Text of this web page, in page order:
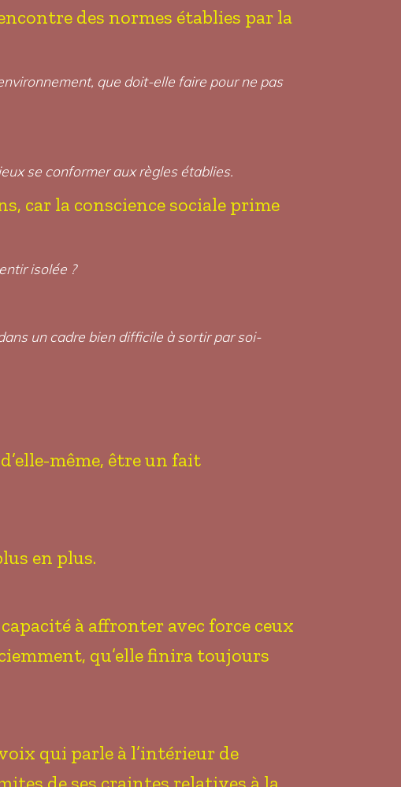
des normes établies par la
que doit-elle faire pour ne pas
se conformer aux règles établies.
car la conscience sociale prime
isolée ?
un cadre bien difficile à sortir par soi-
même, être un fait
en plus.
à affronter avec force ceux
qu’elle finira toujours
qui parle à l’intérieur de